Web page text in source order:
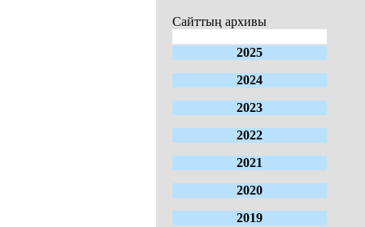
Сайттың архивы
2025
2024
2023
2022
2021
2020
2019